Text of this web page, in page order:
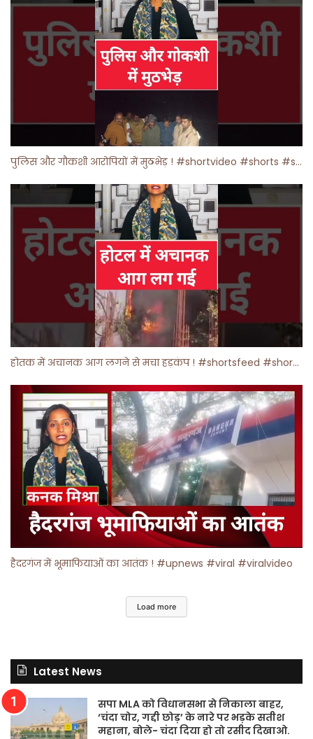
पुलिस और गौकशी आरोपियों में मुठभेड़ ! #shortvideo #shorts #shortsfeed
होतक में अचानक आग लगने से मचा हड़कंप ! #shortsfeed #shorts #viralshorts
हैदरगंज में भूमाफियाओं का आतंक ! #upnews #viral #viralvideo
Load more
Latest News
सपा MLA को विधानसभा से निकाला बाहर,
‘चंदा चोर, गद्दी छोड़’ के नारे पर भड़के सतीश
महाना, बोले- चंदा दिया हो तो रसीद दिखाओ.